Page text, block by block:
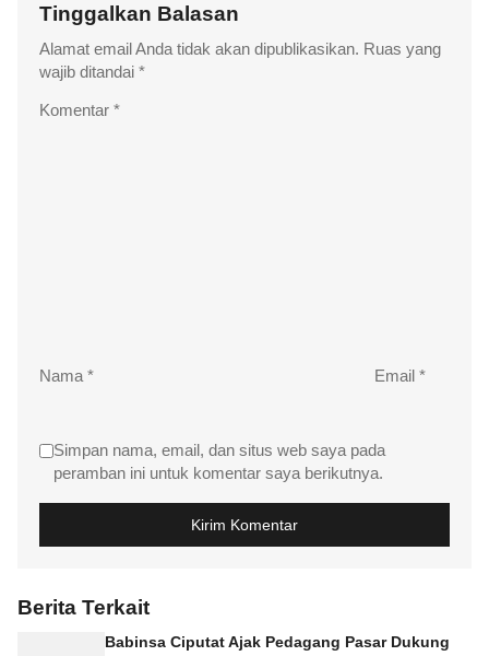
Tinggalkan Balasan
Alamat email Anda tidak akan dipublikasikan. Ruas yang
wajib ditandai *
Komentar *
Nama* Email *
Simpan nama, email, dan situs web saya pada
peramban ini untuk komentar saya berikutnya.
Berita Terkait
Babinsa Ciputat Ajak Pedagang Pasar Dukung